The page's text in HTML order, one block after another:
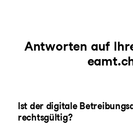
Antworten auf
Ist der digitale
rechtsgültig?